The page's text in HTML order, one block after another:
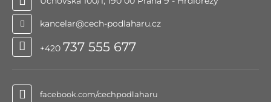
kancelar@cech-podlaharu.cz
+420 737 555 677
facebook.com/cechpodlaharu